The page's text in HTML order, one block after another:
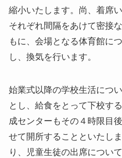
縮小いたします。尚、着席
それぞれ間隔をあけて密接
もに、会場となる体育館に
し、換気を行います。
始業式以降の学校生活につ
とし、給食をとって下校す
成センターもその４時限目
せて開所することといたし
り、児童生徒の出席につい